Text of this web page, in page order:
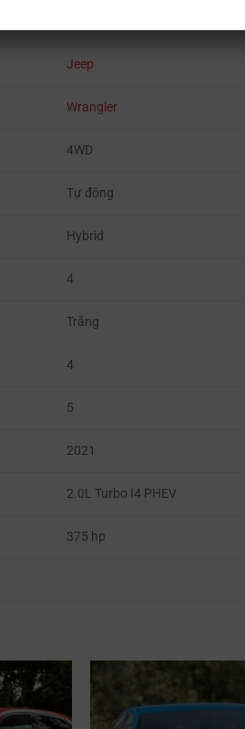
Jeep
Wrangler
4WD
Tự động
Hybrid
4
Trắng
4
5
2021
2.0L Turbo I4 PHEV
375 hp